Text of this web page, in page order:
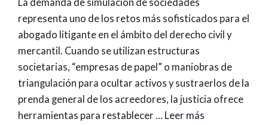
representa uno de los retos más sofisticados para el
abogado litigante en el ámbito del derecho civil y
mercantil. Cuando se utilizan estructuras
societarias, “empresas de papel” o maniobras de
triangulación para ocultar activos y sustraerlos de la
prenda general de los acreedores, la justicia ofrece
herramientas para restablecer … Leer más